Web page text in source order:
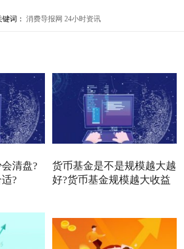
键词： 消费导报网 24小时资讯
清盘?
?
货币基金是不是规模越大越
好?货币基金规模越大收益